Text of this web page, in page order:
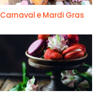
Carnaval e Mardi Gras